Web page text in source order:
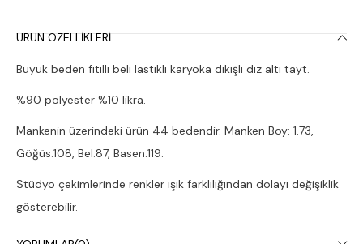
ÜRÜN ÖZELLIKLERI
Büyük beden fitilli beli lastikli karyoka dikişli diz altı tayt.
%90 polyester %10 likra.
Mankenin üzerindeki ürün 44 bedendir. Manken Boy: 1.73,
Göğüs:108, Bel:87, Basen:119.
Stüdyo çekimlerinde renkler ışık farklılığından dolayı değişiklik
gösterebilir.
Çamaşır makinesinde 30° yıkanması tavsiye edilir.